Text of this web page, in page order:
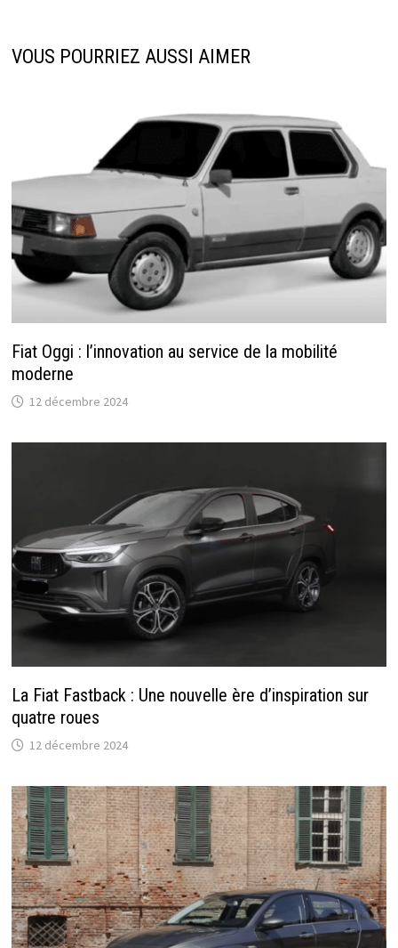
VOUS POURRIEZ AUSSI AIMER
Fiat Oggi : l’innovation au service de la mobilité
moderne
12 décembre 2024
La Fiat Fastback : Une nouvelle ère d’inspiration sur
quatre roues
12 décembre 2024